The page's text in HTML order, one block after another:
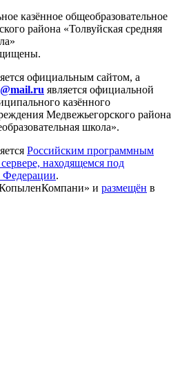
казённое общеобразовательное
района «Толвуйская средняя
официальным сайтом, а
является официальной
казённого
Медвежьегорского района
школа».
Российским программным
находящемся под
Федерации.
и размещён в